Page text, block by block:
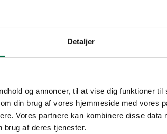
Detaljer
og annoncer, til at vise dig funktioner
din brug af vores hjemmeside med vores
Vores partnere kan kombinere disse data
brug af deres tjenester.
ER VEJLEDENDE